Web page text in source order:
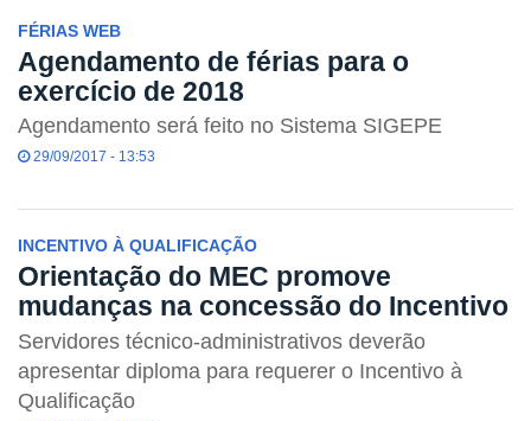
FÉRIAS WEB
Agendamento de férias para o
exercício de 2018
Agendamento será feito no Sistema SIGEPE
29/09/2017 - 13:53
INCENTIVO À QUALIFICAÇÃO
Orientação do MEC promove
mudanças na concessão do Incentivo
Servidores técnico-administrativos deverão
apresentar diploma para requerer o Incentivo à
Qualificação